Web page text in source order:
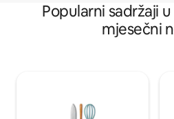
Popularni sadržaji
mjesečni